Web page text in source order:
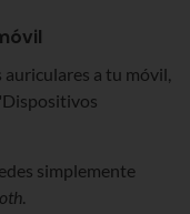
a tu móvil,
simplemente
.